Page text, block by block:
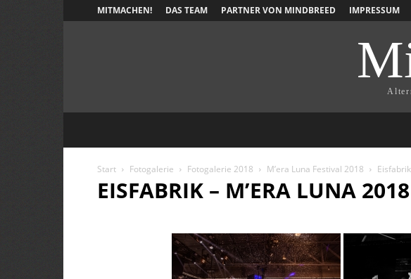
MITMACHEN! DAS TEAM PARTNER VON MINDBREED IMPRESSUM
Start Fotogalerie Fotogalerie 2018 M’era Luna Festival 2018
EISFABRIK – M’ERA LUNA 2018